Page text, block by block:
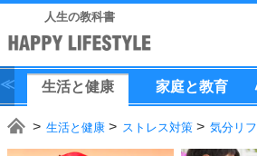
人生の教科書
生活と健康 家庭と教育
生活と健康 ストレス対策 気分リ